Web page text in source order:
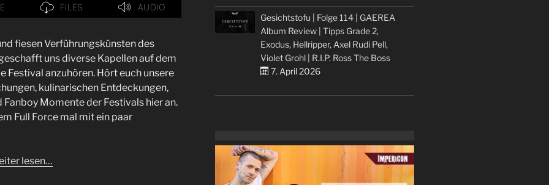
fiesen Verführungskünsten des
uns diverse Kapellen auf dem
Festival anzuhören. Hört euch unsere
kulinarischen Entdeckungen,
Momente der Festivals hier an.
Full Force mal mit ein paar
lesen…
Gesichtstofu | Folge 114 | GAEREA
Album Review | Tipps Grade 2,
Exodus, Hellripper, Axel Rudi Pell,
Violet Grohl | R.I.P. Ross The Boss
7. April 2026